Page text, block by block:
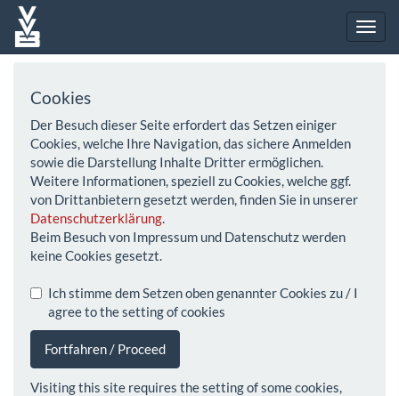
Cookies
Der Besuch dieser Seite erfordert das Setzen einiger
Cookies, welche Ihre Navigation, das sichere Anmelden
sowie die Darstellung Inhalte Dritter ermöglichen.
Weitere Informationen, speziell zu Cookies, welche ggf.
von Drittanbietern gesetzt werden, finden Sie in unserer
Datenschutzerklärung.
Beim Besuch von Impressum und Datenschutz werden
keine Cookies gesetzt.
Ich stimme dem Setzen oben genannter Cookies zu / I
agree to the setting of cookies
Fortfahren / Proceed
Visiting this site requires the setting of some cookies,